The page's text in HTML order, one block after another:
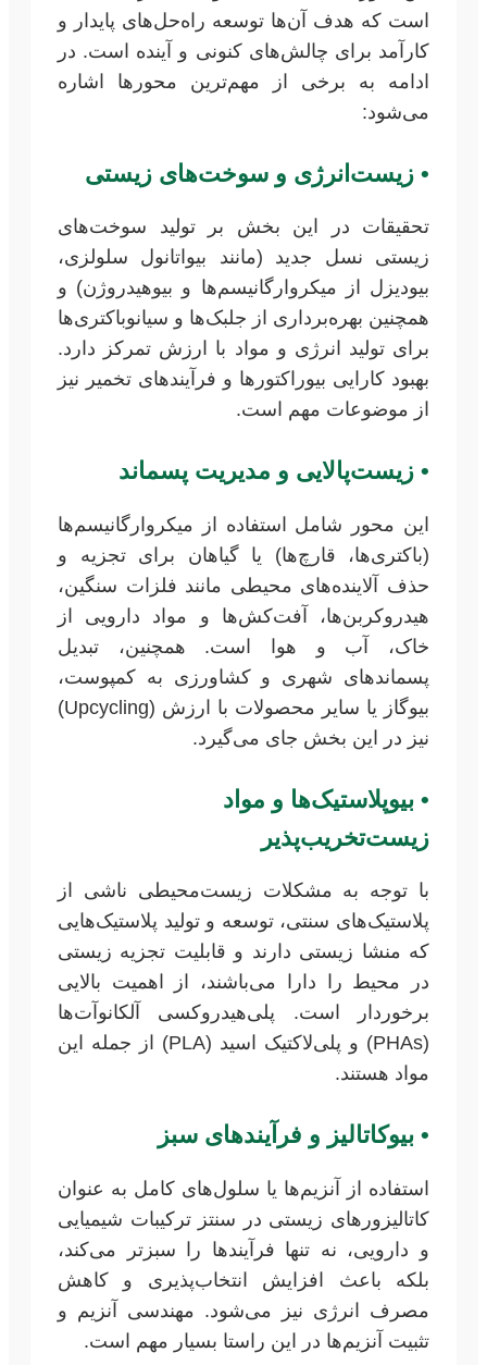
است که هدف آن‌ها توسعه راه‌حل‌های پایدار و
کارآمد برای چالش‌های کنونی و آینده است. در
ادامه به برخی از مهم‌ترین محورها اشاره
می‌شود:
• زیست‌انرژی و سوخت‌های زیستی
تحقیقات در این بخش بر تولید سوخت‌های
زیستی نسل جدید (مانند بیواتانول سلولزی،
بیودیزل از میکروارگانیسم‌ها و بیوهیدروژن) و
همچنین بهره‌برداری از جلبک‌ها و سیانوباکتری‌ها
برای تولید انرژی و مواد با ارزش تمرکز دارد.
بهبود کارایی بیوراکتورها و فرآیندهای تخمیر نیز
از موضوعات مهم است.
• زیست‌پالایی و مدیریت پسماند
این محور شامل استفاده از میکروارگانیسم‌ها
(باکتری‌ها، قارچ‌ها) یا گیاهان برای تجزیه و
حذف آلاینده‌های محیطی مانند فلزات سنگین،
هیدروکربن‌ها، آفت‌کش‌ها و مواد دارویی از
خاک، آب و هوا است. همچنین، تبدیل
پسماندهای شهری و کشاورزی به کمپوست،
بیوگاز یا سایر محصولات با ارزش (Upcycling)
نیز در این بخش جای می‌گیرد.
• بیوپلاستیک‌ها و مواد
زیست‌تخریب‌پذیر
با توجه به مشکلات زیست‌محیطی ناشی از
پلاستیک‌های سنتی، توسعه و تولید پلاستیک‌هایی
که منشا زیستی دارند و قابلیت تجزیه زیستی
در محیط را دارا می‌باشند، از اهمیت بالایی
برخوردار است. پلی‌هیدروکسی آلکانوآت‌ها
(PHAs) و پلی‌لاکتیک اسید (PLA) از جمله این
مواد هستند.
• بیوکاتالیز و فرآیندهای سبز
استفاده از آنزیم‌ها یا سلول‌های کامل به عنوان
کاتالیزورهای زیستی در سنتز ترکیبات شیمیایی
و دارویی، نه تنها فرآیندها را سبزتر می‌کند،
بلکه باعث افزایش انتخاب‌پذیری و کاهش
مصرف انرژی نیز می‌شود. مهندسی آنزیم و
تثبیت آنزیم‌ها در این راستا بسیار مهم است.